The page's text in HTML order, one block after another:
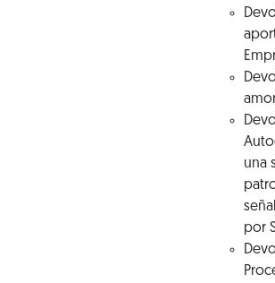
una
por